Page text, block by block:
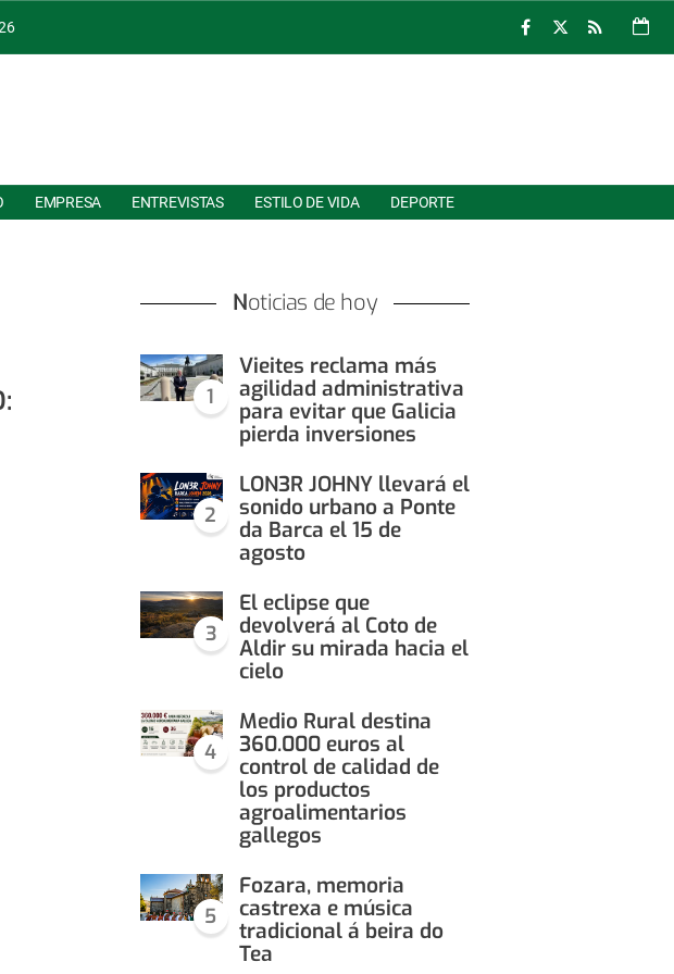
EMPRESA ENTREVISTAS ESTILO DE VIDA DEPORTE
Noticias de hoy
1
Vieites reclama más
agilidad administrativa
para evitar que Galicia
pierda inversiones
2
LON3R JOHNY llevará el
sonido urbano a Ponte
da Barca el 15 de
agosto
3
El eclipse que
devolverá al Coto de
Aldir su mirada hacia el
cielo
4
Medio Rural destina
360.000 euros al
control de calidad de
los productos
agroalimentarios
gallegos
5
Fozara, memoria
castrexa e música
tradicional á beira do
Tea